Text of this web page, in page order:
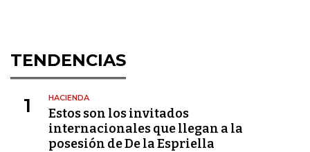
TENDENCIAS
1 HACIENDA
Estos son los invitados
internacionales que llegan a la
posesión de De la Espriella